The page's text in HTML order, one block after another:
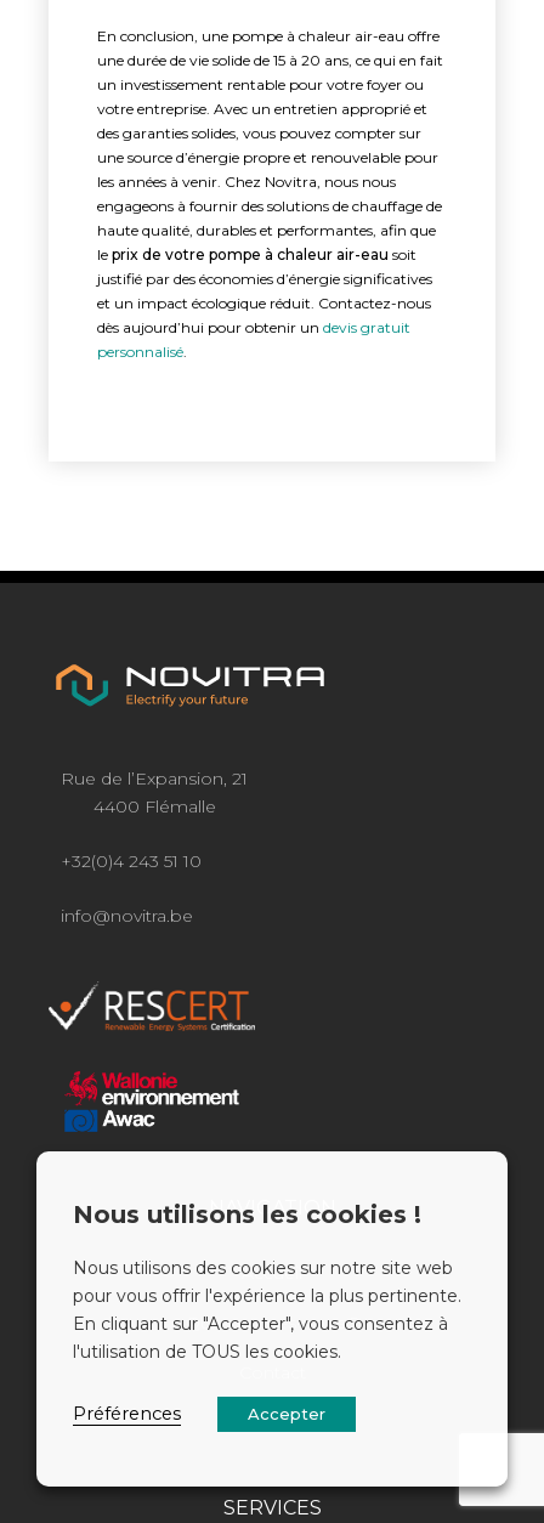
En conclusion, une pompe à chaleur air-eau offre
une durée de vie solide de 15 à 20 ans, ce qui en fait
un investissement rentable pour votre foyer ou
votre entreprise. Avec un entretien approprié et
des garanties solides, vous pouvez compter sur
une source d’énergie propre et renouvelable pour
les années à venir. Chez Novitra, nous nous
engageons à fournir des solutions de chauffage de
haute qualité, durables et performantes, afin que
le prix de votre pompe à chaleur air-eau soit
justifié par des économies d’énergie significatives
et un impact écologique réduit. Contactez-nous
dès aujourd’hui pour obtenir un devis gratuit
personnalisé
Nous utilisons les cookies !
Nous utilisons des cookies sur notre site web
pour vous offrir l'expérience la plus pertinente.
En cliquant sur "Accepter", vous consentez à
l'utilisation de TOUS les cookies.
Préférences Accepter
Rue de l’Expansion, 21
4400 Flémalle
+32(0)4 243 51 10
info@novitra.be
NAVIGATION
Accueil
Qui sommes-nous ?
Blog
SERVICES